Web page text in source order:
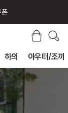
하의 아우터/조끼